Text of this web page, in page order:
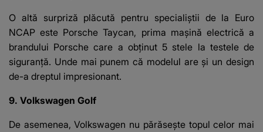
O altă surpriză plăcută pentru specialiștii de la Euro
NCAP este Porsche Taycan, prima mașină electrică a
brandului Porsche care a obținut 5 stele la testele de
siguranță. Unde mai punem că modelul are și un design
de-a dreptul impresionant.
9. Volkswagen Golf
De asemenea,Volkswagen nu părăsește topul celor mai